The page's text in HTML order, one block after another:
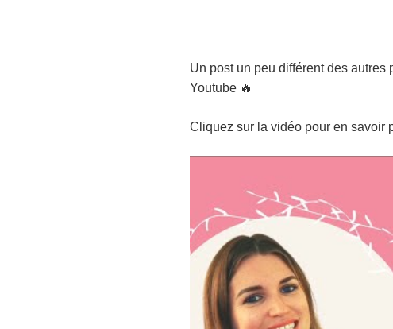
Un post un peu différent des
Youtube 🔥
Cliquez sur la vidéo pour en savoir